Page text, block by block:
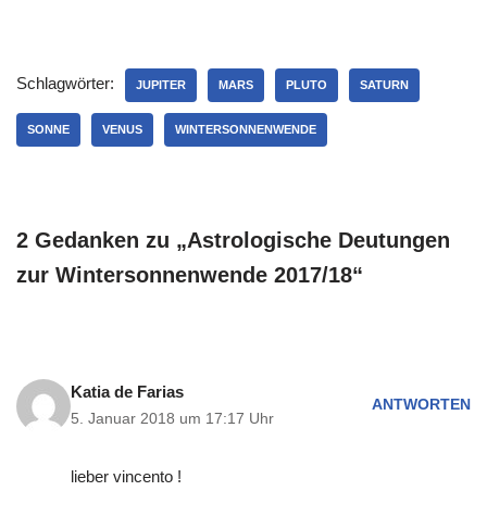
Schlagwörter: JUPITER MARS PLUTO SATURN
SONNE VENUS WINTERSONNENWENDE
2 Gedanken zu „Astrologische Deutungen
zur Wintersonnenwende 2017/18“
Katia de Farias
5. Januar 2018 um 17:17 Uhr
ANTWORTEN
lieber vincento !